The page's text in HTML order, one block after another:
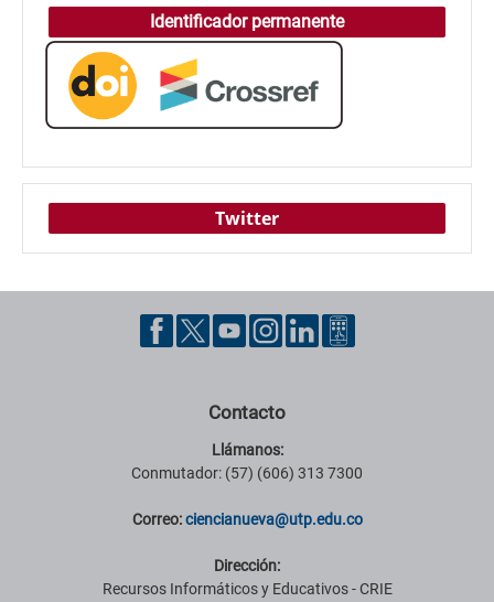
Identificador permanente
Twitter
Contacto
Llámanos:
Conmutador: (57) (606) 313 7300
Correo:ciencianueva@utp.edu.co
Dirección:
Recursos Informáticos y Educativos - CRIE